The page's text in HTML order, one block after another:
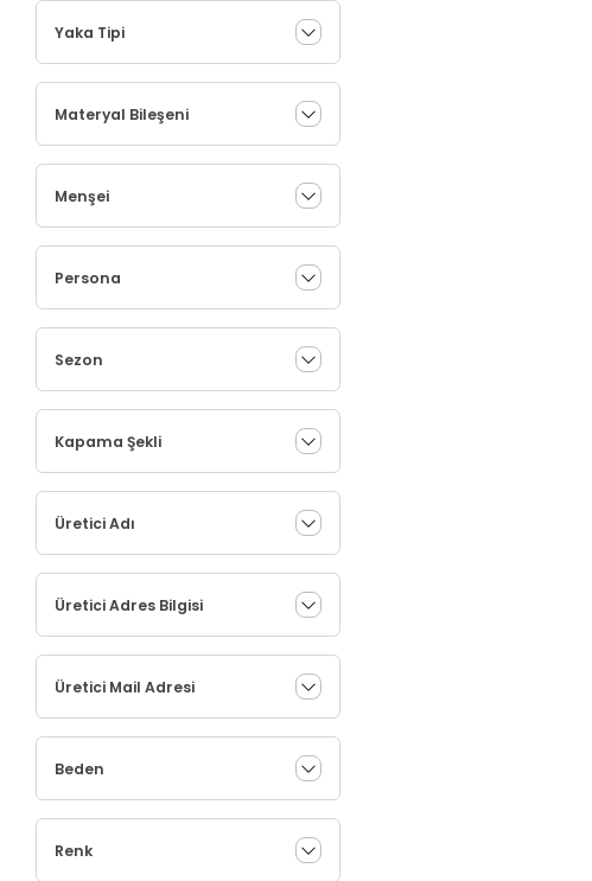
Yaka Tipi
Materyal Bileşeni
Menşei
Persona
Sezon
Kapama Şekli
Üretici Adı
Üretici Adres Bilgisi
Üretici Mail Adresi
Beden
Renk